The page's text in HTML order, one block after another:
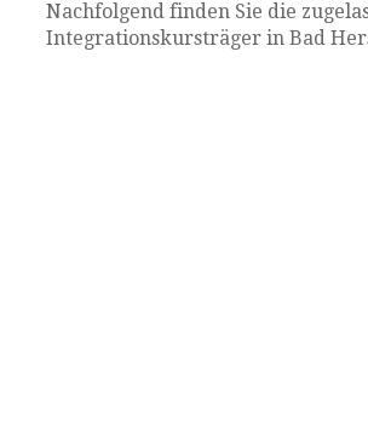
Nachfolgend finden Sie die
Integrationskursträger in Bad